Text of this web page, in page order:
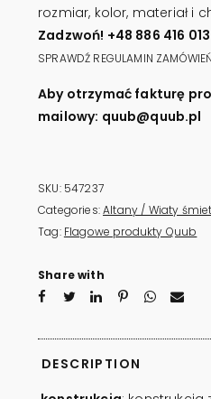
rozmiar, kolor, materiał i
Zadzwoń! +48 886 416 013
SPRAWDŹ REGULAMIN
Aby otrzymać fakturę
mailowy: quub@quub.pl
SKU: 547237
Categories:Altany / Wiaty
Tag: Flagowe produkty Quub
Share with
DESCRIPTION